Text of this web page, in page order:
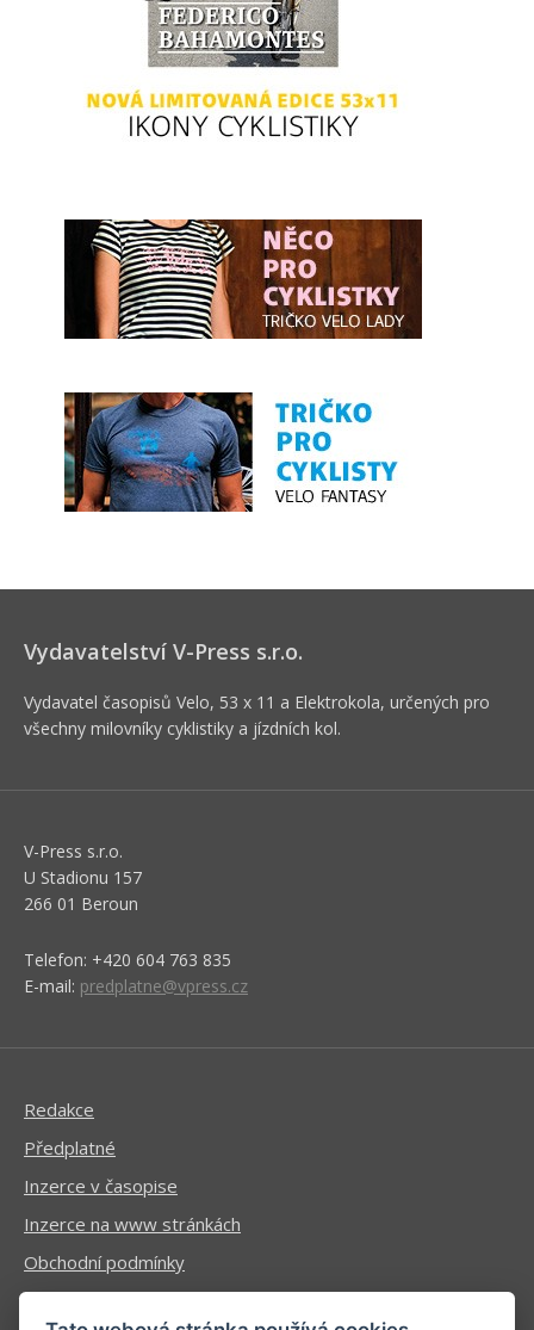
Vydavatelství V-Press s.r.o.
Vydavatel časopisů Velo, 53 x 11 a Elektrokola, určených pro
všechny milovníky cyklistiky a jízdních kol.
V-Press s.r.o.
U Stadionu 157
266 01 Beroun
Telefon: +420 604 763 835
E-mail: predplatne@vpress.cz
Redakce
Předplatné
Inzerce v časopise
Inzerce na www stránkách
Obchodní podmínky
Ochrana osobních údajů